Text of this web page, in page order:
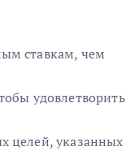
ставкам, чем
удовлетворить
целей, указанных